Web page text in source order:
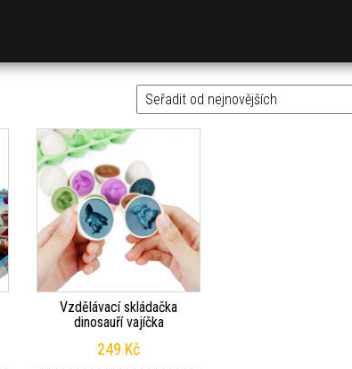
Vzdělávací skládačka
dinosauří vajíčka
249 Kč